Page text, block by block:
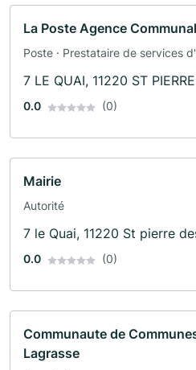
La Poste Agence
Poste · Prestataire de services
7 LE QUAI, 11220 ST
0.0 (0)
Mairie
Autorité
7 le Quai, 11220 St pierre
0.0 (0)
Communaute de
Lagrasse